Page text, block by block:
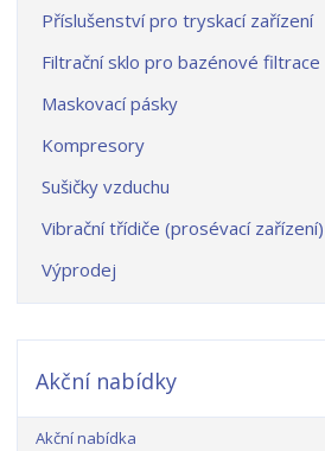
Příslušenství pro tryskací zařízení
Filtrační sklo pro bazénové filtrace
Maskovací pásky
Kompresory
Sušičky vzduchu
Vibrační třídiče (prosévací zařízení)
Výprodej
Akční nabídky
Akční nabídka